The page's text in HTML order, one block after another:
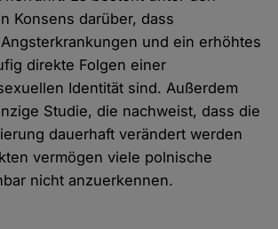
Konsens darüber, dass
und ein erhöhtes
direkte Folgen einer
Identität sind. Außerdem
Studie, die nachweist, dass die
dauerhaft verändert werden
vermögen viele polnische
nicht anzuerkennen.